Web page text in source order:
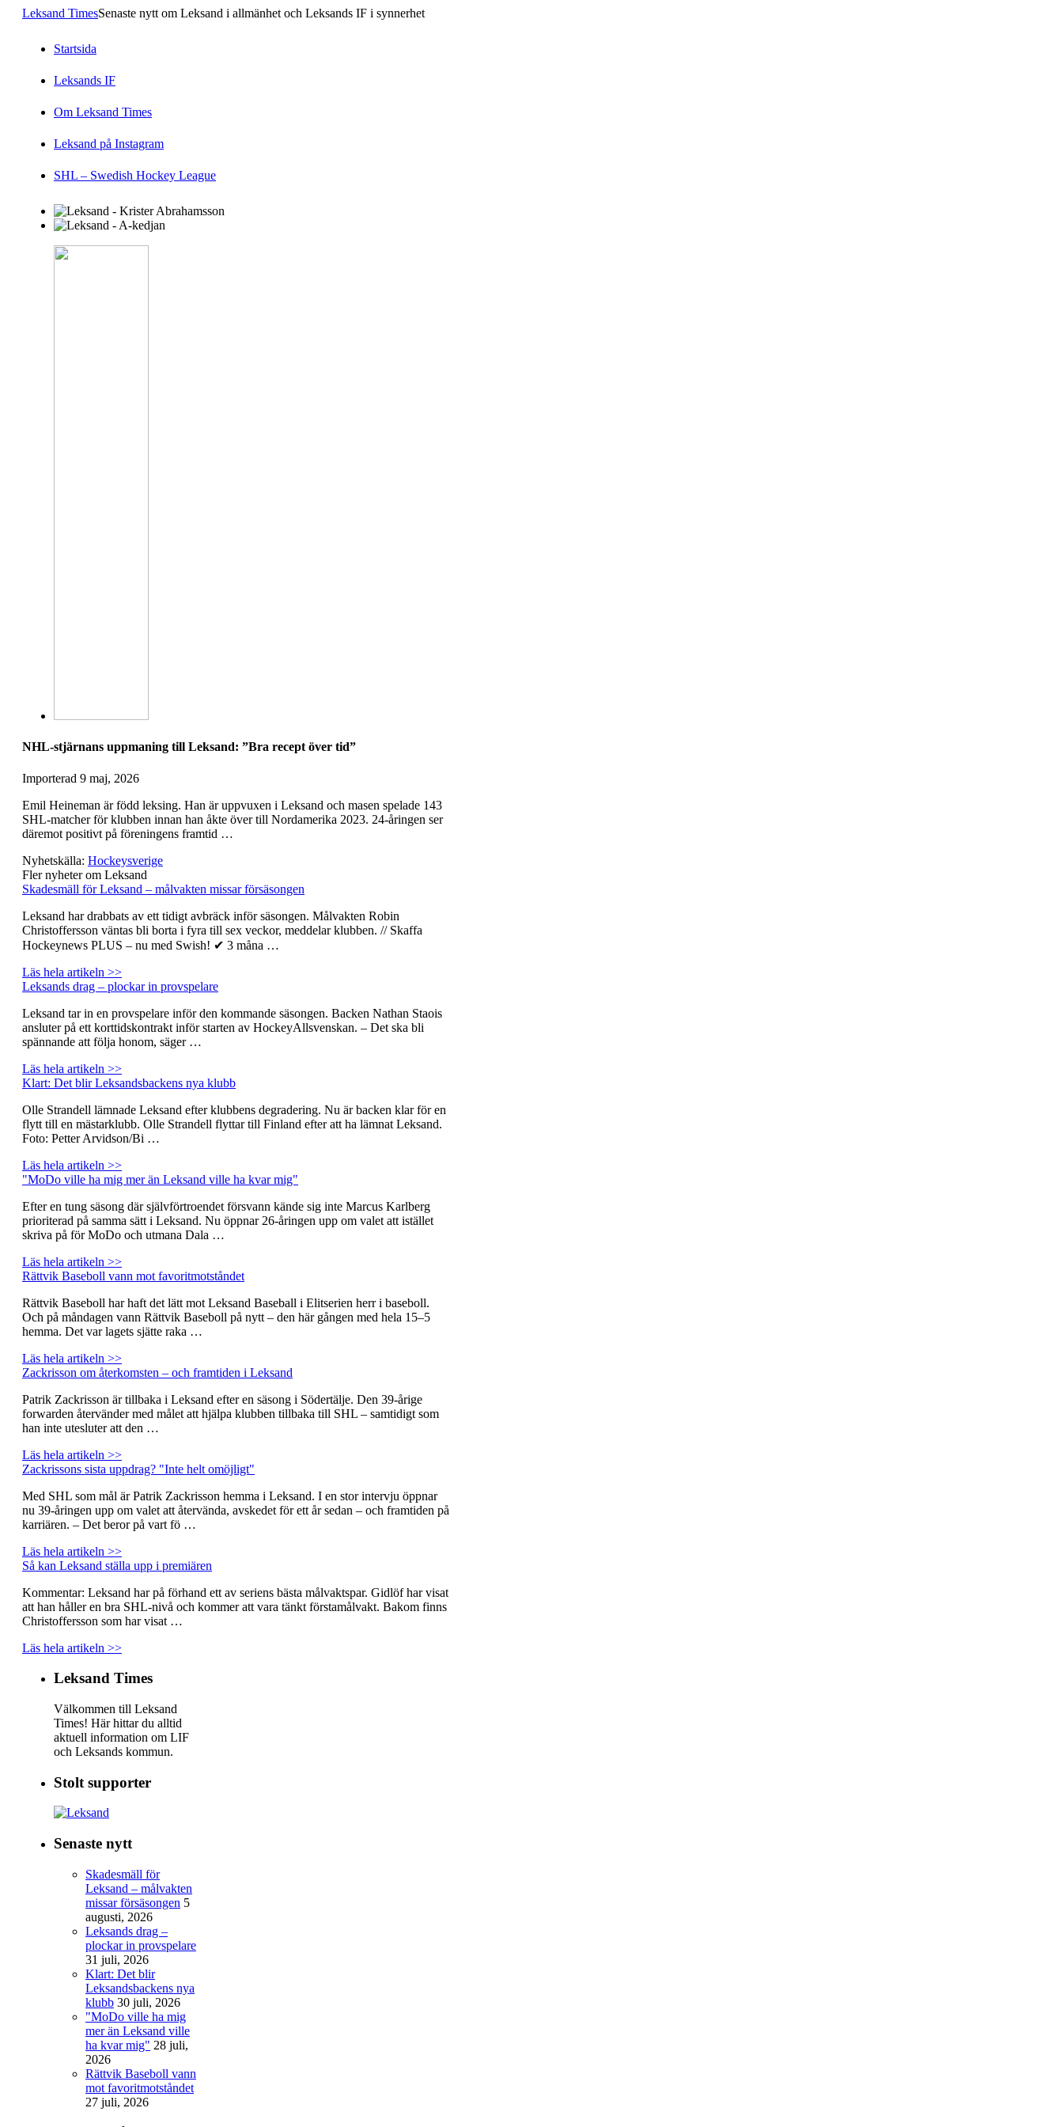
Leksand TimesSenaste nytt om Leksand i allmänhet och Leksands IF i synnerhet
Startsida
Leksands IF
Om Leksand Times
Leksand på Instagram
SHL – Swedish Hockey League
NHL-stjärnans uppmaning till Leksand: ”Bra recept över tid”
Importerad 9 maj, 2026
Emil Heineman är född leksing. Han är uppvuxen i Leksand och masen spelade 143
SHL-matcher för klubben innan han åkte över till Nordamerika 2023. 24-åringen ser
däremot positivt på föreningens framtid …
Nyhetskälla: Hockeysverige
Fler nyheter om Leksand
Skadesmäll för Leksand – målvakten missar försäsongen
Leksand har drabbats av ett tidigt avbräck inför säsongen. Målvakten Robin
Christoffersson väntas bli borta i fyra till sex veckor, meddelar klubben. // Skaffa
Hockeynews PLUS – nu med Swish! ✔ 3 måna …
Läs hela artikeln >>
Leksands drag – plockar in provspelare
Leksand tar in en provspelare inför den kommande säsongen. Backen Nathan Staois
ansluter på ett korttidskontrakt inför starten av HockeyAllsvenskan. – Det ska bli
spännande att följa honom, säger …
Läs hela artikeln >>
Klart: Det blir Leksandsbackens nya klubb
Olle Strandell lämnade Leksand efter klubbens degradering. Nu är backen klar för en
flytt till en mästarklubb. Olle Strandell flyttar till Finland efter att ha lämnat Leksand.
Foto: Petter Arvidson/Bi …
Läs hela artikeln >>
"MoDo ville ha mig mer än Leksand ville ha kvar mig"
Efter en tung säsong där självförtroendet försvann kände sig inte Marcus Karlberg
prioriterad på samma sätt i Leksand. Nu öppnar 26-åringen upp om valet att istället
skriva på för MoDo och utmana Dala …
Läs hela artikeln >>
Rättvik Baseboll vann mot favoritmotståndet
Rättvik Baseboll har haft det lätt mot Leksand Baseball i Elitserien herr i baseboll.
Och på måndagen vann Rättvik Baseboll på nytt – den här gången med hela 15–5
hemma. Det var lagets sjätte raka …
Läs hela artikeln >>
Zackrisson om återkomsten – och framtiden i Leksand
Patrik Zackrisson är tillbaka i Leksand efter en säsong i Södertälje. Den 39-årige
forwarden återvänder med målet att hjälpa klubben tillbaka till SHL – samtidigt som
han inte utesluter att den …
Läs hela artikeln >>
Zackrissons sista uppdrag? "Inte helt omöjligt"
Med SHL som mål är Patrik Zackrisson hemma i Leksand. I en stor intervju öppnar
nu 39-åringen upp om valet att återvända, avskedet för ett år sedan – och framtiden på
karriären. – Det beror på vart fö …
Läs hela artikeln >>
Så kan Leksand ställa upp i premiären
Kommentar: Leksand har på förhand ett av seriens bästa målvaktspar. Gidlöf har visat
att han håller en bra SHL-nivå och kommer att vara tänkt förstamålvakt. Bakom finns
Christoffersson som har visat …
Läs hela artikeln >>
Leksand Times
Välkommen till Leksand
Times! Här hittar du alltid
aktuell information om LIF
och Leksands kommun.
Stolt supporter
Senaste nytt
Skadesmäll för
Leksand – målvakten
missar försäsongen 5
augusti, 2026
Leksands drag –
plockar in provspelare
31 juli, 2026
Klart: Det blir
Leksandsbackens nya
klubb 30 juli, 2026
"MoDo ville ha mig
mer än Leksand ville
ha kvar mig" 28 juli,
2026
Rättvik Baseboll vann
mot favoritmotståndet
27 juli, 2026